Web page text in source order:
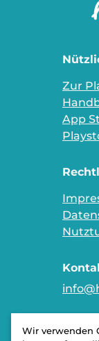
Zur
App
Wir verwenden